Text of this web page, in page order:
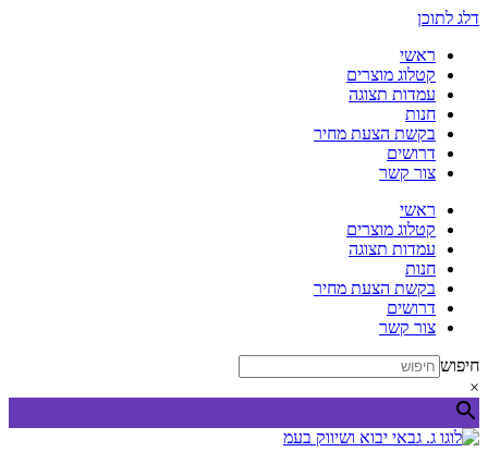
דלג לתוכן
ראשי
קטלוג מוצרים
עמדות תצוגה
חנות
בקשת הצעת מחיר
דרושים
צור קשר
ראשי
קטלוג מוצרים
עמדות תצוגה
חנות
בקשת הצעת מחיר
דרושים
צור קשר
חיפוש
×